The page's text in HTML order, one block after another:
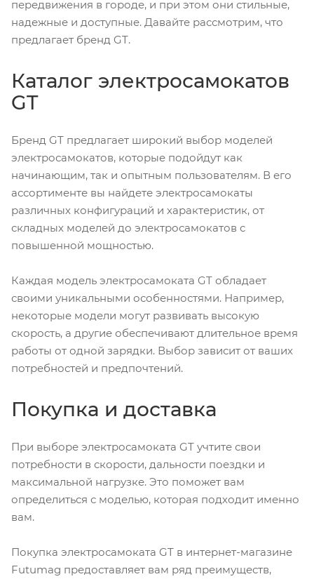
передвижения в городе, и при этом они стильные,
надежные и доступные. Давайте рассмотрим, что
предлагает бренд GT.
Каталог электросамокатов
GT
Бренд GT предлагает широкий выбор моделей
электросамокатов, которые подойдут как
начинающим, так и опытным пользователям. В его
ассортименте вы найдете электросамокаты
различных конфигураций и характеристик, от
складных моделей до электросамокатов с
повышенной мощностью.
Каждая модель электросамоката GT обладает
своими уникальными особенностями. Например,
некоторые модели могут развивать высокую
скорость, а другие обеспечивают длительное время
работы от одной зарядки. Выбор зависит от ваших
потребностей и предпочтений.
Покупка и доставка
При выборе электросамоката GT учтите свои
потребности в скорости, дальности поездки и
максимальной нагрузке. Это поможет вам
определиться с моделью, которая подходит именно
вам.
Покупка электросамоката GT в интернет-магазине
Futumag предоставляет вам ряд преимуществ,